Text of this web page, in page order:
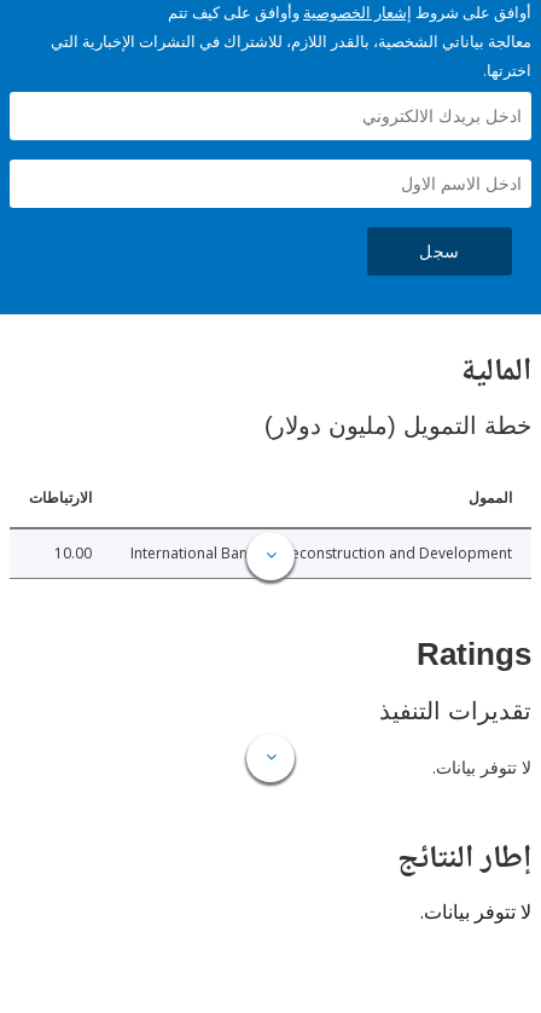
شروطإشعار الخصوصيةوأوافق على كيف تتم
الشخصية، بالقدر اللازم، للاشتراك في النشرات الإخبارية التي
(مليون دولار)
الارتباطات
International Bank for Reconstruction and
10.00
التنفيذ
بيانات.
بيانات.